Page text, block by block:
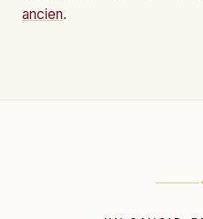
ancien.